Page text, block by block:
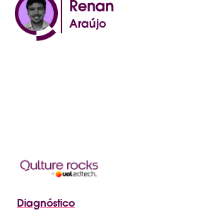
Renan
Araújo
Diagnóstico